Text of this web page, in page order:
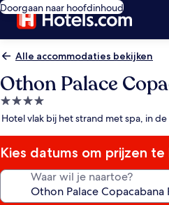
Doorgaan naar hoofdinhoud
Alle accommodaties bekijken
Othon Palace
4.0-
sterrenaccommodatie
Hotel vlak bij het strand met spa, in
Kies datums om prijzen te
Waar wil je naartoe?